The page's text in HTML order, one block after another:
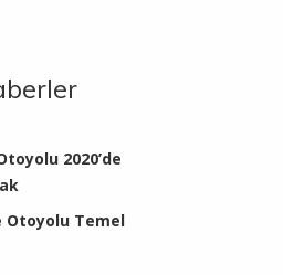
2020’de
Otoyolu Temel